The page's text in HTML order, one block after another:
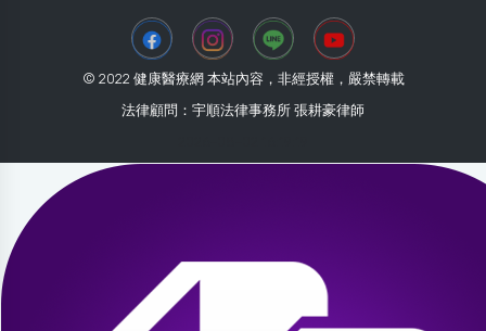
© 2022 健康醫療網 本站內容，非經授權，嚴禁轉載
法律顧問：宇順法律事務所 張耕豪律師